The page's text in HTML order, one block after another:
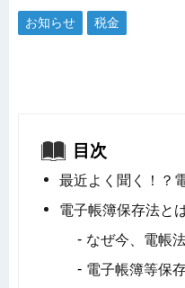
お知らせ 税金
目次
最近よく聞く！？
電子帳簿保存法と
なぜ今、電帳
電子帳簿等保